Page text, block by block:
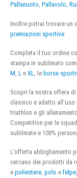
Pallanuoto, Pallavolo,
Inoltre potrai trovare un
premiazioni sportive
Completa il tuo ordine
stampa in sublimato
M L e XL , le borse
Scopri la nostra offera
classico e adatto
triathlon e gli
Competition per le
sublimate e 100%
L’offerta abbigliamento
cercano dei prodotti da
e poliestere, polo e felpe